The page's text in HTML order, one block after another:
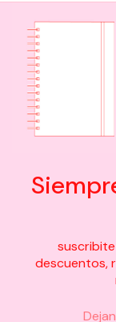
descuentos,